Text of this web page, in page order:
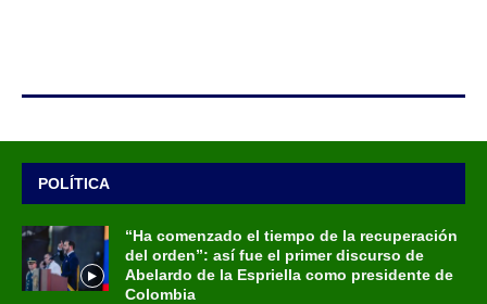
POLÍTICA
“Ha comenzado el tiempo de la recuperación
del orden”: así fue el primer discurso de
Abelardo de la Espriella como presidente de
Colombia